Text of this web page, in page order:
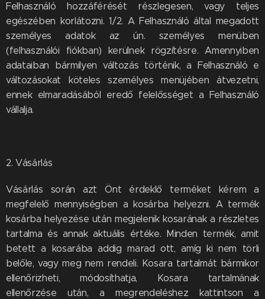
Felhasználó hozzáférését részlegesen, vagy teljes
egészében korlátozni. 1/2. A Felhasználó által megadott
személyes adatok az ún. személyes menüben
(felhasználói fiókban) kerülnek rögzítésre. Amennyiben
adataiban bármilyen változás történik, a Felhasználó e
változásokat köteles személyes menüjében átvezetni,
ennek elmaradásából eredő felelősséget a Felhasználó
vállalja.
2. Vásárlás
Vásárlás során azt Önt érdeklő terméket kérem a
megfelelő mennyiségben a kosárba helyezni. A termék
kosárba helyezése után megjelenik kosarának a részletes
tartalma és annak aktuális értéke. Minden termék, amit
betett a kosarába addig marad ott, amíg ki nem törli
belőle, vagy meg nem rendeli. Kosara tartalmát bármikor
ellenőrizheti, módosíthatja, Kosara tartalmának
ellenőrzése után, a megrendeléshez kattintson a